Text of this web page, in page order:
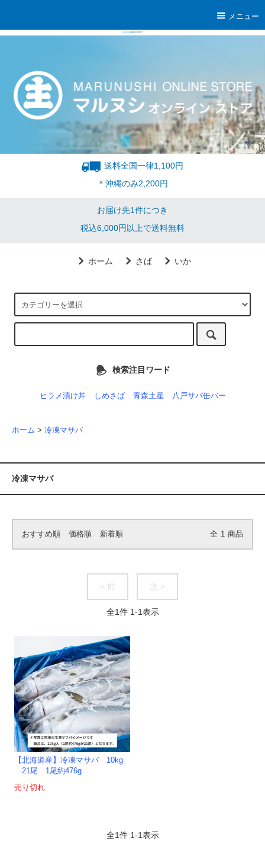
メニュー
送料全国一律1,100円
＊沖縄のみ2,200円
お届け先1件につき
税込6,000円以上で送料無料
ホーム さば いか
検索注目ワード
ヒラメ漬け丼 しめさば 青森土産 八戸サバ缶バー
ホーム > 冷凍マサバ
冷凍マサバ
おすすめ順 価格順 新着順 全 1 商品
< 前 次 >
全1件 1-1表示
【北海道産】冷凍マサバ 10kg
21尾 1尾約476g
売り切れ
全1件 1-1表示